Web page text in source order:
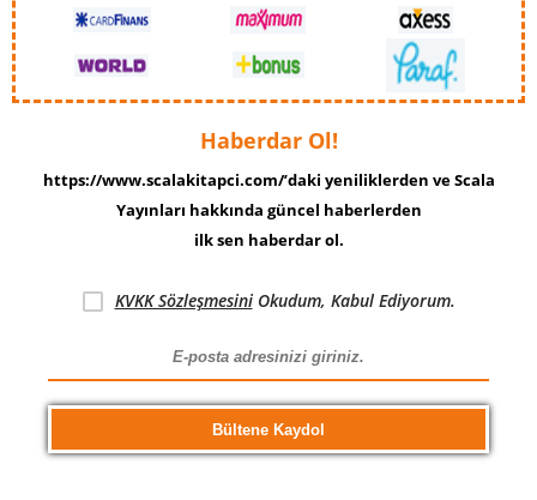
Haberdar Ol!
https://www.scalakitapci.com/’daki yeniliklerden ve Scala
Yayınları hakkında güncel haberlerden
ilk sen haberdar ol.
KVKK SözleşmesiniOkudum, Kabul Ediyorum.